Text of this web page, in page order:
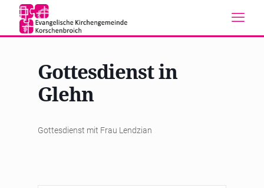
Gottesdienst in
Glehn
Gottesdienst mit Frau Lendzian